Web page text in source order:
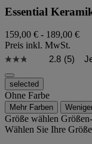
Essential
159,00 € - 189,00 €
Preis inkl. MwSt.
2.8 (5)
selected
Ohne Farbe
Mehr Farben
Größe wählen
Wählen Sie Ihre Größe